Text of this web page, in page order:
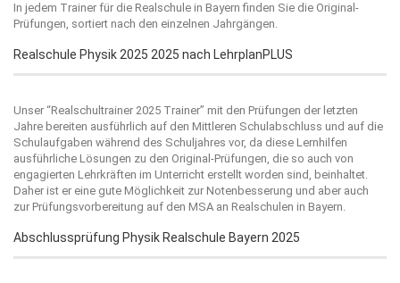
In jedem Trainer für die Realschule in Bayern finden Sie die Original-
Prüfungen, sortiert nach den einzelnen Jahrgängen.
Realschule Physik 2025 2025 nach LehrplanPLUS
Unser “Realschultrainer 2025 Trainer” mit den Prüfungen der letzten
Jahre bereiten ausführlich auf den Mittleren Schulabschluss und auf die
Schulaufgaben während des Schuljahres vor, da diese Lernhilfen
ausführliche Lösungen zu den Original-Prüfungen, die so auch von
engagierten Lehrkräften im Unterricht erstellt worden sind, beinhaltet.
Daher ist er eine gute Möglichkeit zur Notenbesserung und aber auch
zur Prüfungsvorbereitung auf den MSA an Realschulen in Bayern.
Abschlussprüfung Physik Realschule Bayern 2025